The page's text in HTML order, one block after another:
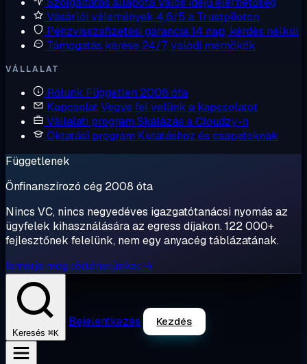
Vásárlói vélemények 4,6/5 a Trustpiloton
Pénzvisszafizetési garancia14 nap, kérdés nélkül
Támogatás kérése 24/7, valódi mérnökök
VÁLLALAT
Rólunk Független 2008 óta
KapcsolatVegye fel velünk a kapcsolatot
Vállalati program Skálázás a Cloudzy-n
Oktatási program Kutatáshoz és csapatoknak
Függetlenek
Önfinanszírozó cég 2008 óta
Nincs VC, nincs negyedéves igazgatótanácsi nyomás az
ügyfelek kihasználására az egress díjakon. 122 000+
fejlesztőnek felelünk, nem egy anyacég táblázatának.
Ismerje meg történetünket →
Keresés ⌘K
Bejelentkezés Kezdés